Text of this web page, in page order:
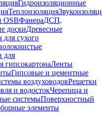
Гидроизоляционные
Теплоизоляция
OSBФанераДСП,
доскиДревесные
сухого
для
гипсокартонаЛенты
Гипсовые и цементные
воздуховодовРешетки
и водостокЧерепица и
системыПоверхностный
элементы